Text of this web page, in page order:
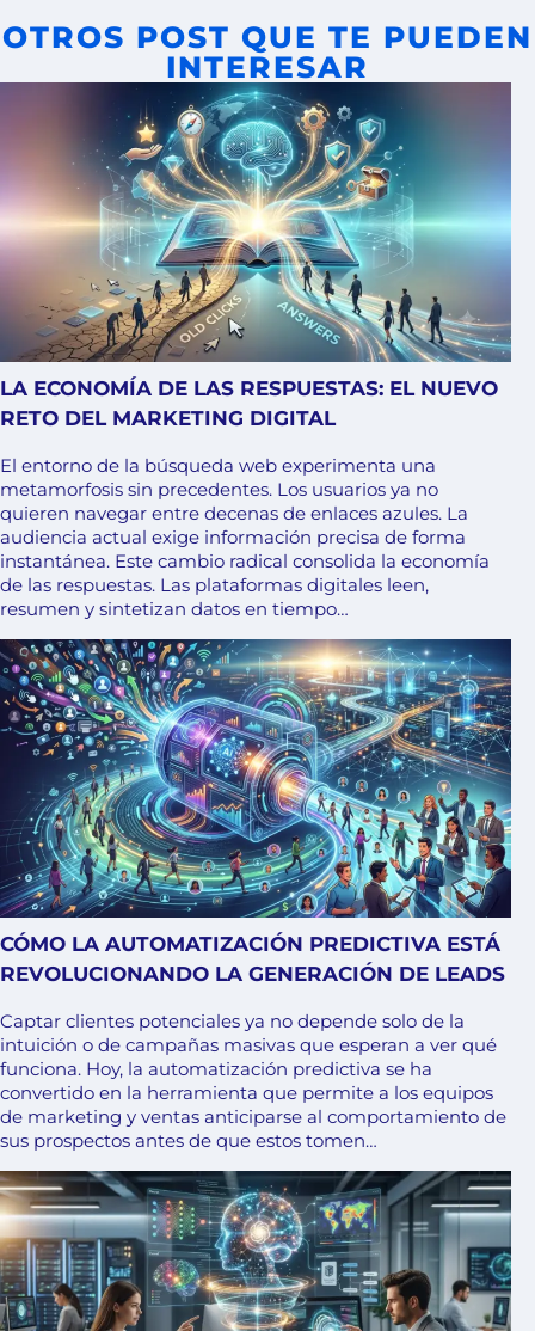
OTROS POST QUE TE PUEDEN
INTERESAR
LA ECONOMÍA DE LAS RESPUESTAS: EL NUEVO
RETO DEL MARKETING DIGITAL
El entorno de la búsqueda web experimenta una
metamorfosis sin precedentes. Los usuarios ya no
quieren navegar entre decenas de enlaces azules. La
audiencia actual exige información precisa de forma
instantánea. Este cambio radical consolida la economía
de las respuestas. Las plataformas digitales leen,
resumen y sintetizan datos en tiempo…
CÓMO LA AUTOMATIZACIÓN PREDICTIVA ESTÁ
REVOLUCIONANDO LA GENERACIÓN DE LEADS
Captar clientes potenciales ya no depende solo de la
intuición o de campañas masivas que esperan a ver qué
funciona. Hoy, la automatización predictiva se ha
convertido en la herramienta que permite a los equipos
de marketing y ventas anticiparse al comportamiento de
sus prospectos antes de que estos tomen…